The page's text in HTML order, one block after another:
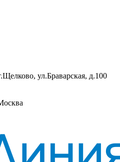
ул.Браварская, д.100